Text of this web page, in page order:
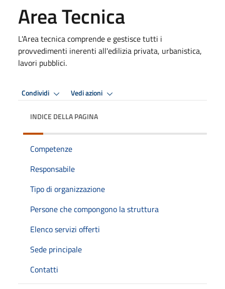
Area Tecnica
L'Area tecnica comprende e gestisce tutti i
provvedimenti inerenti all'edilizia privata, urbanistica,
lavori pubblici.
Condividi Vedi azioni
INDICE DELLA PAGINA
Competenze
Responsabile
Tipo di organizzazione
Persone che compongono la struttura
Elenco servizi offerti
Sede principale
Contatti